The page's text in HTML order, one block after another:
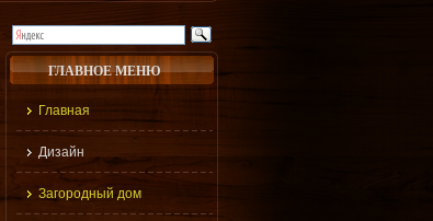
ГЛАВНОЕ МЕНЮ
Главная
Дизайн
Загородный дом